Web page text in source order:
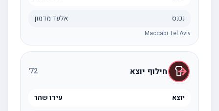
נכנס אלעד מדמון
Maccabi Tel Aviv
חילוף יוצא 72
'
יוצא עידו שהר